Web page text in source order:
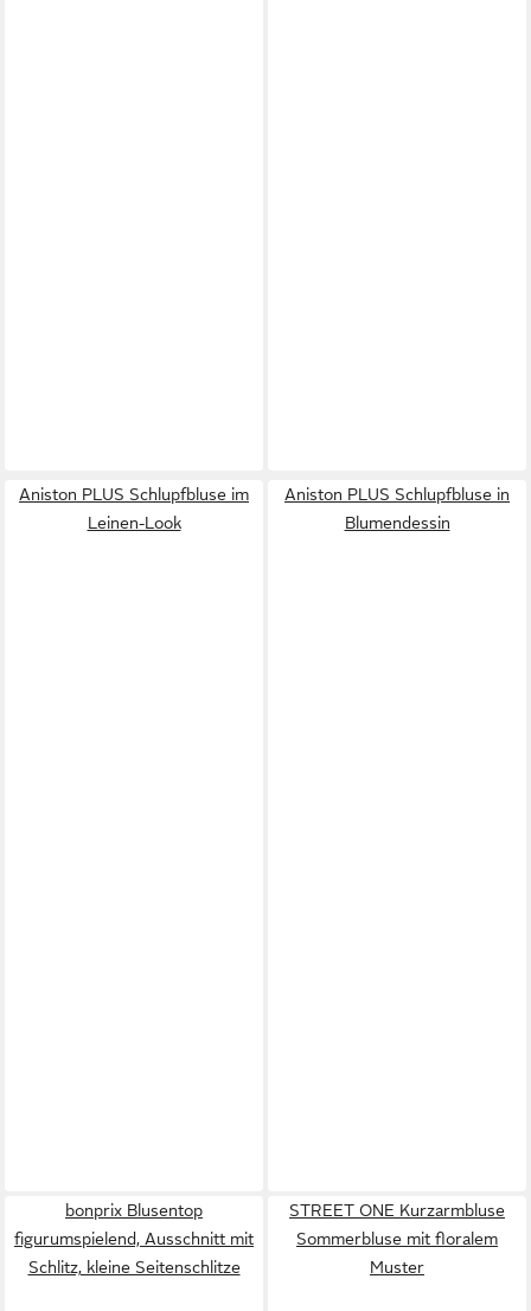
Aniston PLUS Schlupfbluse im
Leinen-Look
Aniston PLUS Schlupfbluse in
Blumendessin
bonprix Blusentop
figurumspielend, Ausschnitt mit
Schlitz, kleine Seitenschlitze
STREET ONE Kurzarmbluse
Sommerbluse mit floralem
Muster